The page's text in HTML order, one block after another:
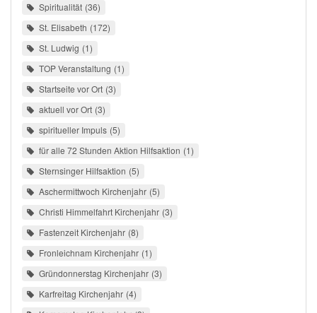
Spiritualität 36
St. Elisabeth 172
St. Ludwig 1
TOP Veranstaltung 1
Startseite vor Ort 3
aktuell vor Ort 3
spiritueller Impuls 5
für alle 72 Stunden Aktion Hilfsaktion 1
Sternsinger Hilfsaktion 5
Aschermittwoch Kirchenjahr 5
Christi Himmelfahrt Kirchenjahr 3
Fastenzeit Kirchenjahr 8
Fronleichnam Kirchenjahr 1
Gründonnerstag Kirchenjahr 3
Karfreitag Kirchenjahr 4